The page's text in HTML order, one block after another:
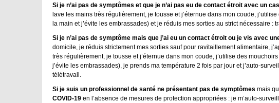
Si je n’ai pas de symptômes et que je n’ai pas eu de contact étroit avec un
lave les mains très régulièrement, je tousse et j’éternue dans mon coude,
la main et j’évite les embrassades) et je réduis mes sorties au strict nécessaire :
Si je n’ai pas de symptôme mais que j’ai eu un contact étroit ou je vis avec
domicile, je réduis strictement mes sorties sauf pour ravitaillement alimentaire,
très régulièrement, je tousse et j’éternue dans mon coude, j’utilise des
j’évite les embrassades), je prends ma température 2 fois par jour et j’auto-
télétravail.
Si je suis un professionnel de santé ne présentant pas de symptômes mais
COVID-19 en l’absence de mesures de protection appropriées : je m’auto-